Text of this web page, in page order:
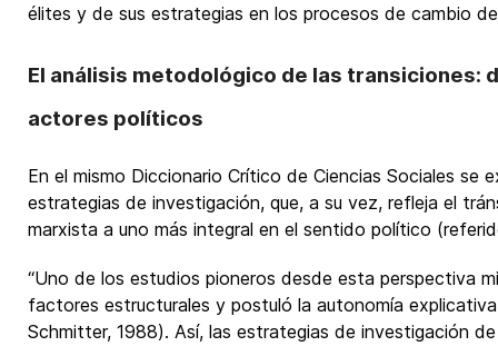
élites y de sus estrategias en los procesos de cambio
El análisis metodológico de las transiciones:
actores políticos
En el mismo Diccionario Crítico de Ciencias Sociales se
estrategias de investigación, que, a su vez, refleja el
marxista a uno más integral en el sentido político
“Uno de los estudios pioneros desde esta perspectiva
factores estructurales y postuló la autonomía
Schmitter, 1988). Así, las estrategias de investigación